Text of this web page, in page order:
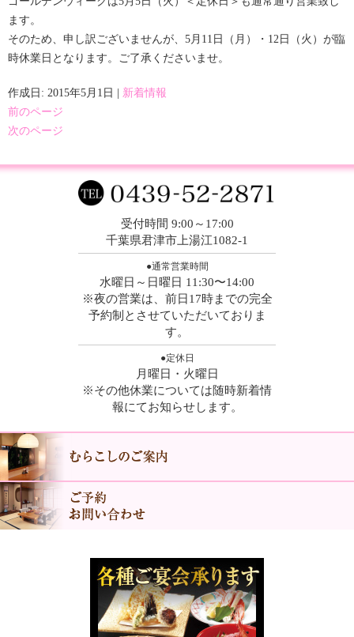
ます。
そのため、申し訳ございませんが、5月11日（月）・12日（火）が臨
時休業日となります。ご了承くださいませ。
作成日: 2015年5月1日
新着情報
前のページ
次のページ
受付時間 9:00～17:00
千葉県君津市上湯江1082-1
●通常営業時間
水曜日～日曜日 11:30〜14:00
※夜の営業は、前日17時までの完全
予約制とさせていただいておりま
す。
●定休日
月曜日・火曜日
※その他休業については随時新着情
報にてお知らせします。